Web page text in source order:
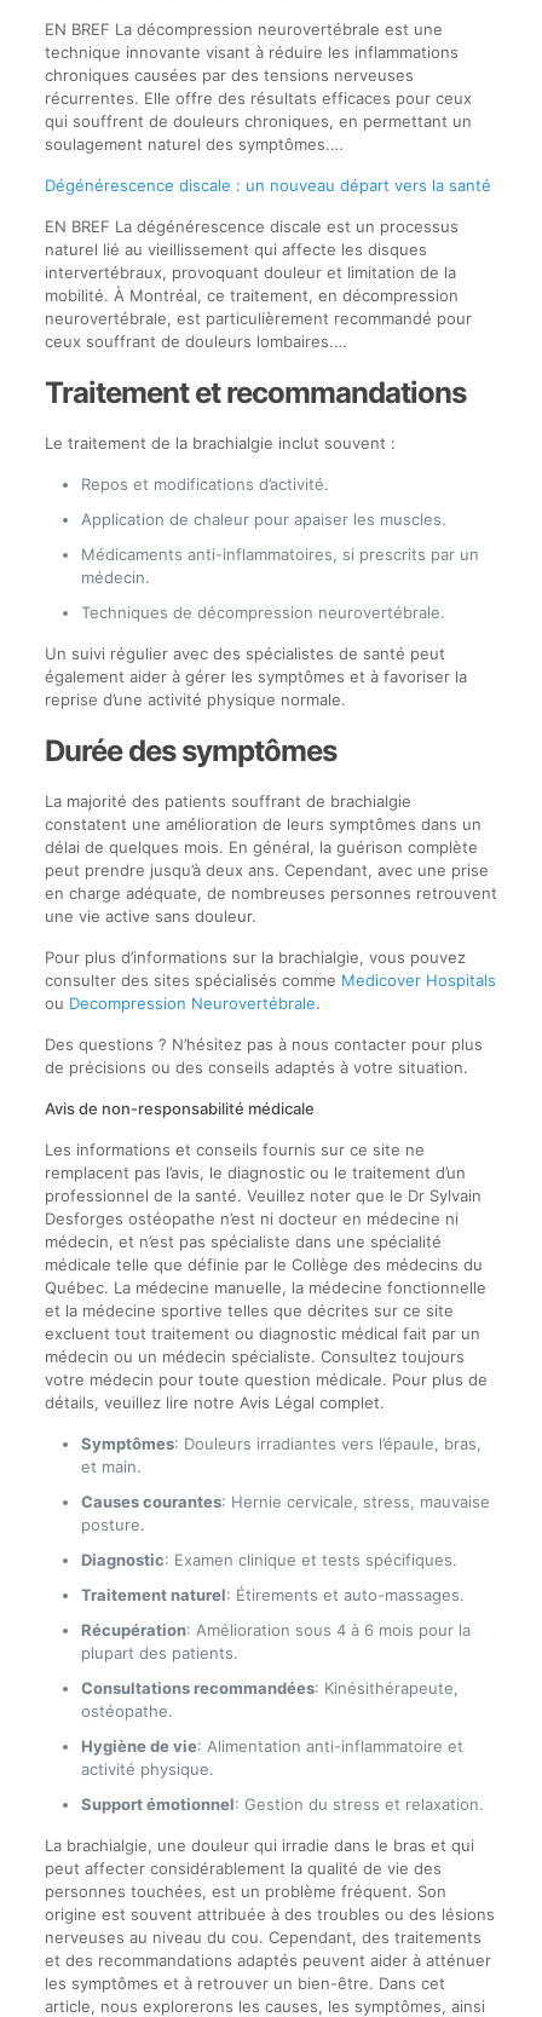
EN BREF La décompression neurovertébrale est une
technique innovante visant à réduire les inflammations
chroniques causées par des tensions nerveuses
récurrentes. Elle offre des résultats efficaces pour ceux
qui souffrent de douleurs chroniques, en permettant un
soulagement naturel des symptômes.…
Dégénérescence discale : un nouveau départ vers la santé
EN BREF La dégénérescence discale est un processus
naturel lié au vieillissement qui affecte les disques
intervertébraux, provoquant douleur et limitation de la
mobilité. À Montréal, ce traitement, en décompression
neurovertébrale, est particulièrement recommandé pour
ceux souffrant de douleurs lombaires.…
Traitement et recommandations
Le traitement de la brachialgie inclut souvent :
Repos et modifications d’activité.
Application de chaleur pour apaiser les muscles.
Médicaments anti-inflammatoires, si prescrits par un
médecin.
Techniques de décompression neurovertébrale.
Un suivi régulier avec des spécialistes de santé peut
également aider à gérer les symptômes et à favoriser la
reprise d’une activité physique normale.
Durée des symptômes
La majorité des patients souffrant de brachialgie
constatent une amélioration de leurs symptômes dans un
délai de quelques mois. En général, la guérison complète
peut prendre jusqu’à deux ans. Cependant, avec une prise
en charge adéquate, de nombreuses personnes retrouvent
une vie active sans douleur.
Pour plus d’informations sur la brachialgie, vous pouvez
consulter des sites spécialisés comme Medicover Hospitals
ou Decompression Neurovertébrale.
Des questions ? N’hésitez pas à nous contacter pour plus
de précisions ou des conseils adaptés à votre situation.
Avis de non-responsabilité médicale
Les informations et conseils fournis sur ce site ne
remplacent pas l’avis, le diagnostic ou le traitement d’un
professionnel de la santé. Veuillez noter que le Dr Sylvain
Desforges ostéopathe n’est ni docteur en médecine ni
médecin, et n’est pas spécialiste dans une spécialité
médicale telle que définie par le Collège des médecins du
Québec. La médecine manuelle, la médecine fonctionnelle
et la médecine sportive telles que décrites sur ce site
excluent tout traitement ou diagnostic médical fait par un
médecin ou un médecin spécialiste. Consultez toujours
votre médecin pour toute question médicale. Pour plus de
détails, veuillez lire notre Avis Légal complet.
Symptômes: Douleurs irradiantes vers l’épaule, bras,
et main.
Causes courantes: Hernie cervicale, stress, mauvaise
posture.
Diagnostic: Examen clinique et tests spécifiques.
Traitement naturel: Étirements et auto-massages.
Récupération: Amélioration sous 4 à 6 mois pour la
plupart des patients.
Consultations recommandées: Kinésithérapeute,
ostéopathe.
Hygiène de vie: Alimentation anti-inflammatoire et
activité physique.
Support émotionnel: Gestion du stress et relaxation.
La brachialgie, une douleur qui irradie dans le bras et qui
peut affecter considérablement la qualité de vie des
personnes touchées, est un problème fréquent. Son
origine est souvent attribuée à des troubles ou des lésions
nerveuses au niveau du cou. Cependant, des traitements
et des recommandations adaptés peuvent aider à atténuer
les symptômes et à retrouver un bien-être. Dans cet
article, nous explorerons les causes, les symptômes, ainsi